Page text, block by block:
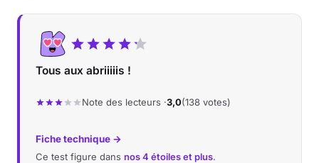
Tous aux abriiiiis !
Note des lecteurs ·3,0(138 votes)
Fiche technique →
Ce test figure dans nos 4 étoiles et plus.